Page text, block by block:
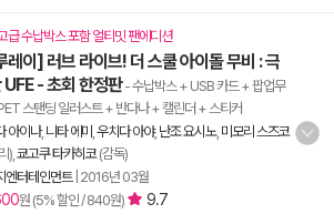
급 수납박스 포함 얼티밋 팬에디션
레이] 러브 라이브! 더 스쿨 아이돌 무비 : 극
UFE - 초회 한정판- 수납박스 + USB 카드 + 팝업무
스탠딩 일러스트 + 반다나 + 캘린더 + 스티커
아이나, 니타 에미 우치다 아야, 난조 요시노, 미모리 스즈코
), 쿄고쿠 타카히코(감독)
엔터테인먼트| 2016년 03월
원 (5% 할인 / 840원)
9.7